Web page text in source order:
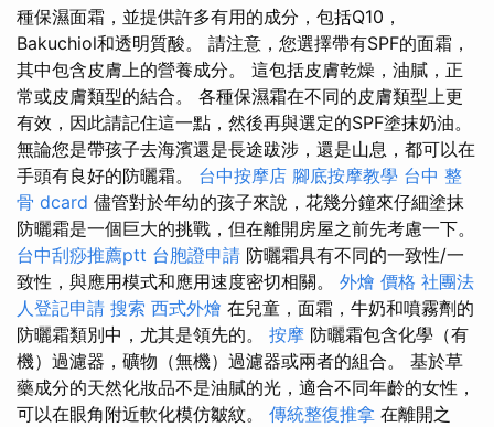
種保濕面霜，並提供許多有用的成分，包括Q10，
Bakuchiol和透明質酸。 請注意，您選擇帶有SPF的面霜，
其中包含皮膚上的營養成分。 這包括皮膚乾燥，油膩，正
常或皮膚類型的結合。 各種保濕霜在不同的皮膚類型上更
有效，因此請記住這一點，然後再與選定的SPF塗抹奶油。
無論您是帶孩子去海濱還是長途跋涉，還是山息，都可以在
手頭有良好的防曬霜。 台中按摩店 腳底按摩教學 台中 整
骨 dcard 儘管對於年幼的孩子來說，花幾分鐘來仔細塗抹
防曬霜是一個巨大的挑戰，但在離開房屋之前先考慮一下。
台中刮痧推薦ptt 台胞證申請 防曬霜具有不同的一致性/一
致性，與應用模式和應用速度密切相關。 外燴 價格 社團法
人登記申請 搜索 西式外燴 在兒童，面霜，牛奶和噴霧劑的
防曬霜類別中，尤其是領先的。 按摩 防曬霜包含化學（有
機）過濾器，礦物（無機）過濾器或兩者的組合。 基於草
藥成分的天然化妝品不是油膩的光，適合不同年齡的女性，
可以在眼角附近軟化模仿皺紋。 傳統整復推拿 在離開之